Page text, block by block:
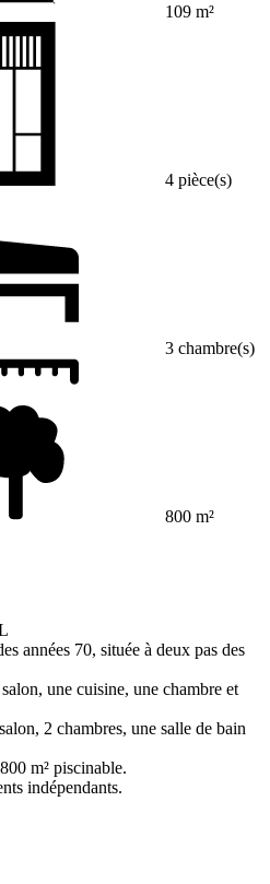
109 m²
4 pièce(s)
3 chambre(s)
800 m²
années 70, située à deux pas des
une cuisine, une chambre et
2 chambres, une salle de bain
m² piscinable.
indépendants.